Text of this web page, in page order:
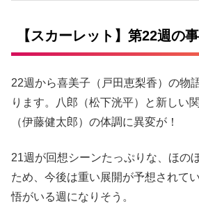
【スカーレット】第22週の
22週から喜美子（戸田恵梨香）の物
ります。八郎（松下洸平）と新しい
（伊藤健太郎）の体調に異変が！
21週が回想シーンたっぷりな、ほの
ため、今後は重い展開が予想されて
悟がいる週になりそう。